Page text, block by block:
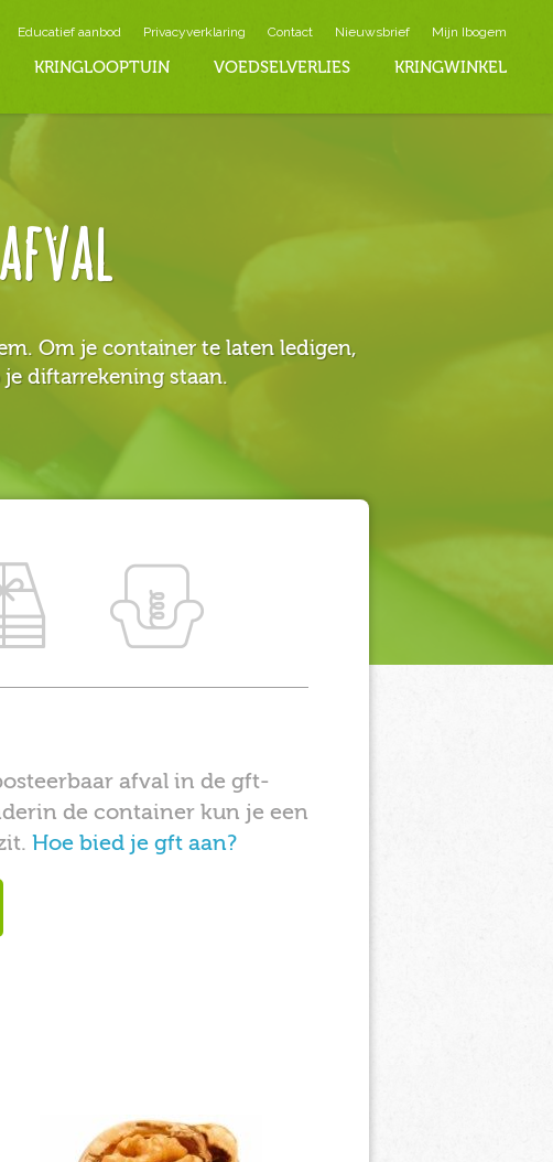
Educatief aanbod Privacyverklaring Contact Nieuwsbrief Mijn Ibogem
KRINGLOOPTUIN VOEDSELVERLIES KRINGWINKEL
Om je container te laten ledigen,
diftarrekening staan.
afval in de gft-
de container kun je een
Hoe bied je gft aan?